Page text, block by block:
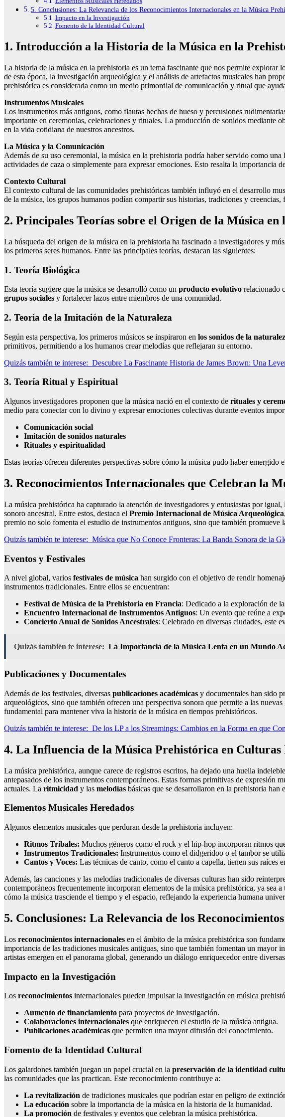
5. Conclusiones: La Relevancia de los Reconocimientos Internacionales en la Música
Impacto en la Investigación
Fomento de la Identidad Cultural
1. Introducción a la Historia de la Música en la
La historia de la música en la prehistoria es un tema fascinante que nos permite
de esta época, la investigación arqueológica y el análisis de artefactos musicales han
prehistórica es considerada como un medio primordial de comunicación y ritual que
Instrumentos Musicales
Los instrumentos más antiguos, como flautas hechas de hueso y percusiones
importante en ceremonias, celebraciones y rituales. La producción de sonidos mediante
en la vida cotidiana de nuestros ancestros.
La Música y la Comunicación
Además de su uso ceremonial, la música en la prehistoria podría haber servido como
actividades de caza o simplemente para expresar emociones. Esto resalta la
Contexto Cultural
El contexto cultural de las comunidades prehistóricas también influyó en el desarrollo
de la música, los grupos humanos podían compartir sus historias, tradiciones y
2. Principales Teorías sobre el Origen de la Música
La búsqueda del origen de la música en la prehistoria ha fascinado a investigadores y
los primeros seres humanos. Entre las principales teorías, destacan las siguientes:
1. Teoría Biológica
Esta teoría sugiere que la música se desarrolló como un producto evolutivo relacionado
grupos sociales y fortalecer lazos entre miembros de una comunidad.
2. Teoría de la Imitación de la Naturaleza
Según esta perspectiva, los primeros músicos se inspiraron en los sonidos de la
primitivos, permitiendo a los humanos crear melodías que reflejaran su entorno.
Quizás también te interese: Descubre La Fascinante Historia de James Brown: Una
3. Teoría Ritual y Espiritual
Algunos investigadores proponen que la música nació en el contexto de rituales y
medio para conectar con lo divino y expresar emociones colectivas durante eventos
Comunicación social
Imitación de sonidos naturales
Rituales y espiritualidad
Estas teorías ofrecen diferentes perspectivas sobre cómo la música pudo haber
3. Reconocimientos Internacionales que Celebran la
La música prehistórica ha capturado la atención de investigadores y entusiastas por
sonoro ancestral. Entre estos, destaca el Premio Internacional de Música Arqueológica
premio no solo fomenta el estudio de instrumentos antiguos, sino que también
Quizás también te interese: Música que No Conoce Fronteras: La Banda Sonora de la
Eventos y Festivales
A nivel global, varios festivales de música han surgido con el objetivo de rendir
instrumentos tradicionales. Entre ellos se encuentran:
Festival de Música de la Prehistoria en Francia: Dedicado a la exploración de
Encuentro Internacional de Instrumentos Antiguos: Un evento que reúne a
Concierto Anual de Sonidos Ancestrales: Celebrado en diversas ciudades, este
Quizás también te interese: La Importancia de la Música Lenta en un Mundo
Publicaciones y Documentales
Además de los festivales, diversas publicaciones académicas y documentales han sido
arqueológicos, sino que también ofrecen una perspectiva sonora que permite a las
fundamental para mantener viva la historia de la música en tiempos prehistóricos.
Quizás también te interese: De los LP a los Streamings: Cambios en la Forma en que
4. La Influencia de la Música Prehistórica en Culturas
La música prehistórica, aunque carece de registros escritos, ha dejado una huella
antepasados de los instrumentos contemporáneos. Estas formas primitivas de
actuales. La ritmicidad y las melodías básicas que se desarrollaron en la prehistoria
Elementos Musicales Heredados
Algunos elementos musicales que perduran desde la prehistoria incluyen:
Ritmos Tribales: Muchos géneros como el rock y el hip-hop incorporan ritmos
Instrumentos Tradicionales: Instrumentos como el didgeridoo o el tambor se
Cantos y Voces: Las técnicas de canto, como el canto a capella, tienen sus raíces
Además, las canciones y las melodías tradicionales de diversas culturas han sido
contemporáneos frecuentemente incorporan elementos de la música prehistórica, ya sea
cómo la música trasciende el tiempo y el espacio, reflejando la experiencia humana
5. Conclusiones: La Relevancia de los
Los reconocimientos internacionales en el ámbito de la música prehistórica son
importancia de las tradiciones musicales antiguas, sino que también fomentan un
artistas emergen en el panorama global, generando un diálogo enriquecedor entre
Impacto en la Investigación
Los reconocimientos internacionales pueden impulsar la investigación en música
Aumento de financiamiento para proyectos de investigación.
Colaboraciones internacionales que enriquecen el estudio de la música antigua.
Publicaciones académicas que permiten una mayor difusión del conocimiento.
Fomento de la Identidad Cultural
Los galardones también juegan un papel crucial en la preservación de la identidad
las comunidades que las practican. Este reconocimiento contribuye a:
La revitalización de tradiciones musicales que podrían estar en peligro de
La educación sobre la importancia de la música en la historia de la humanidad.
La promoción de festivales y eventos que celebran la música prehistórica.